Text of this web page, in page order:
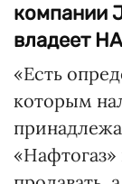
компании
владеет
«Есть
которым